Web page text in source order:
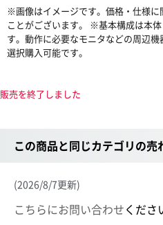
※画像はイメージです。価格・仕様に
ことがございます。 ※基本構成は本
す。動作に必要なモニタなどの周辺
選択購入可能です。
販売を終了しました
この商品と同じカテゴリの売
(2026/8/7更新)
こちらにお問い合わせくださ